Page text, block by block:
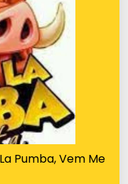
Pumba, Vem Me